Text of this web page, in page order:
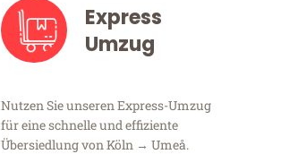
Express
Umzug
Nutzen Sie unseren Express-Umzug
für eine schnelle und effiziente
Übersiedlung von Köln → Umeå.